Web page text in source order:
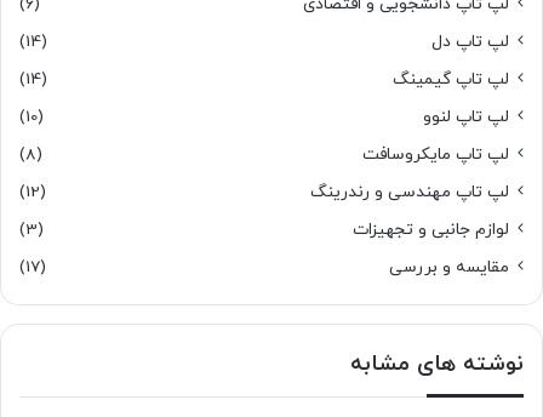
لپ تاپ دل
(14)
لپ تاپ گیمینگ
(14)
لپ تاپ لنوو
(10)
لپ تاپ مایکروسافت
(8)
لپ تاپ مهندسی و رندرینگ
(12)
لوازم جانبی و تجهیزات
(3)
مقایسه و بررسی
(17)
نوشته های مشابه